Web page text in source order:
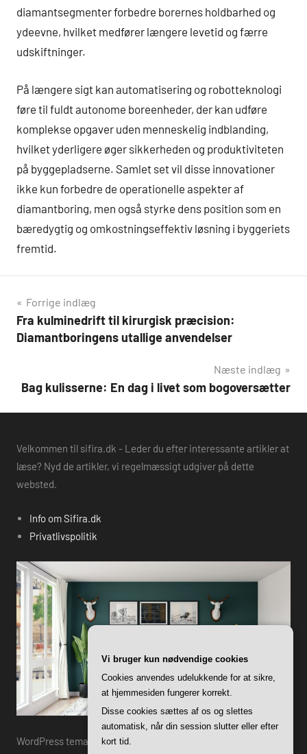
diamantsegmenter forbedre borernes holdbarhed og
ydeevne, hvilket medfører længere levetid og færre
udskiftninger.
På længere sigt kan automatisering og robotteknologi
føre til fuldt autonome boreenheder, der kan udføre
komplekse opgaver uden menneskelig indblanding,
hvilket yderligere øger sikkerheden og produktiviteten
på byggepladserne. Samlet set vil disse innovationer
ikke kun forbedre de operationelle aspekter af
diamantboring, men også styrke dens position som en
bæredygtig og omkostningseffektiv løsning i byggeriets
fremtid.
Indlægsnavigation
Forrige indlæg
Fra kulminedrift til kirurgisk præcision:
Diamantboringens utallige anvendelser
Næste indlæg
Bag kulisserne: En dag i livet som bogoversætter
Velkommen til sifira.dk - Leder du efter interessante artikler at
læse? Nyd de artikler, vi regelmæssigt udgiver på dette
websted.
Info om Sifira.dk
Privatlivspolitik
WordPress tema: Harrison by ThemeZee.
Vi bruger kun nødvendige cookies
Cookies anvendes udelukkende for at sikre,
at hjemmesiden fungerer korrekt.
Disse cookies sættes af os og slettes
automatisk, når din session slutter eller efter
kort tid.